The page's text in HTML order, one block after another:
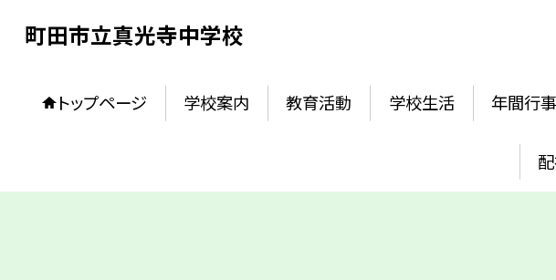
町田市立真光寺中学校
トップページ 学校案内 教育活動 学校生活 年間行